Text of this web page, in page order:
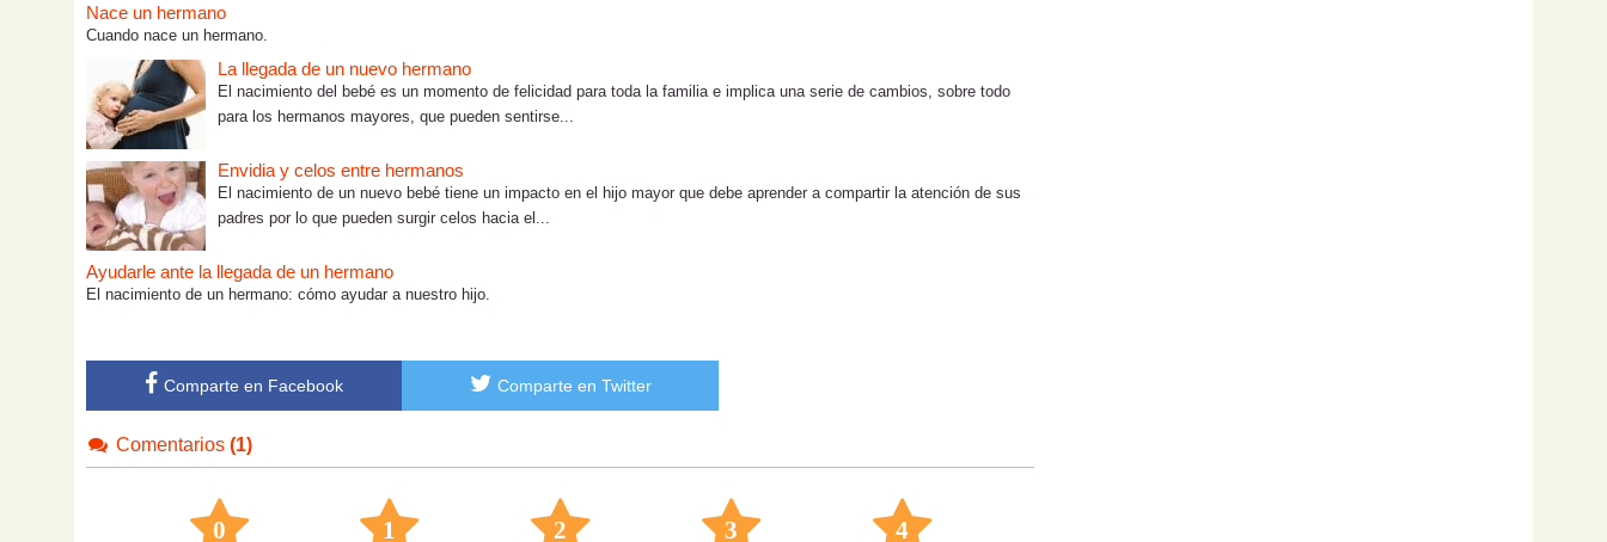
Nace un hermano
Cuando nace un hermano.
La llegada de un nuevo hermano
El nacimiento del bebé es un momento de felicidad para toda la familia e implica una serie de cambios, sobre todo
para los hermanos mayores, que pueden sentirse...
Envidia y celos entre hermanos
El nacimiento de un nuevo bebé tiene un impacto en el hijo mayor que debe aprender a compartir la atención de sus
padres por lo que pueden surgir celos hacia el...
Ayudarle ante la llegada de un hermano
El nacimiento de un hermano: cómo ayudar a nuestro hijo.
Comparte en Facebook Comparte en Twitter
Comentarios (1)
0 1 2 3 4